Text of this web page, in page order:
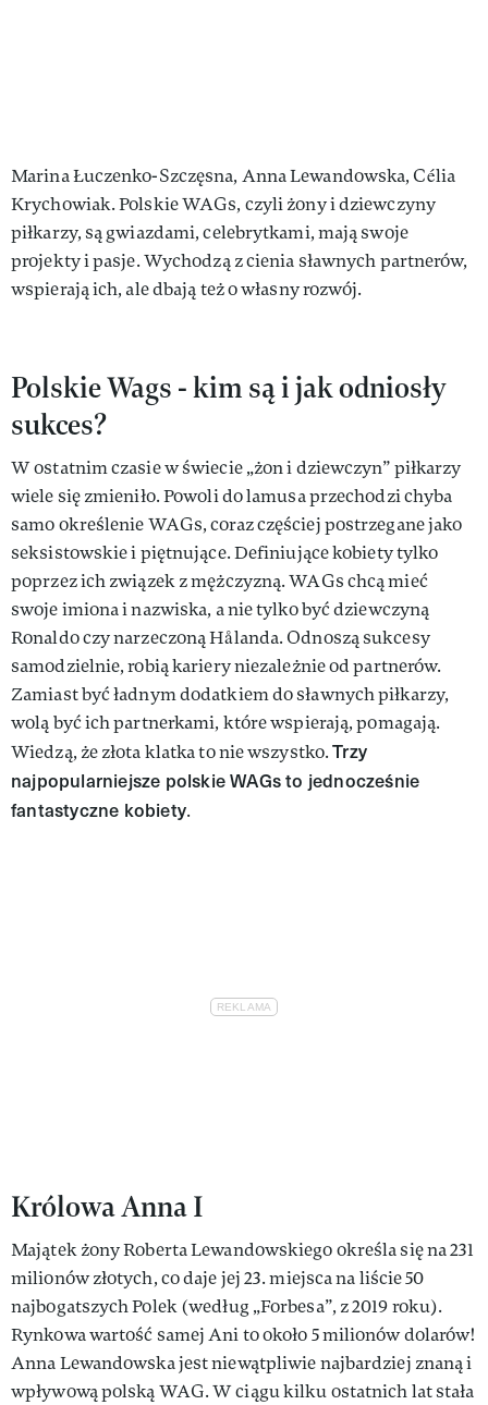
Marina Łuczenko-Szczęsna, Anna Lewandowska, Célia
Krychowiak. Polskie WAGs, czyli żony i dziewczyny
piłkarzy, są gwiazdami, celebrytkami, mają swoje
projekty i pasje. Wychodzą z cienia sławnych partnerów,
wspierają ich, ale dbają też o własny rozwój.
Polskie Wags - kim są i jak odniosły
sukces?
W ostatnim czasie w świecie „żon i dziewczyn” piłkarzy
wiele się zmieniło. Powoli do lamusa przechodzi chyba
samo określenie WAGs, coraz częściej postrzegane jako
seksistowskie i piętnujące. Definiujące kobiety tylko
poprzez ich związek z mężczyzną. WAGs chcą mieć
swoje imiona i nazwiska, a nie tylko być dziewczyną
Ronaldo czy narzeczoną Hålanda. Odnoszą sukcesy
samodzielnie, robią kariery niezależnie od partnerów.
Zamiast być ładnym dodatkiem do sławnych piłkarzy,
wolą być ich partnerkami, które wspierają, pomagają.
Wiedzą, że złota klatka to nie wszystko.Trzy
najpopularniejsze polskie WAGs to jednocześnie
fantastyczne kobiety.
Królowa Anna I
Majątek żony Roberta Lewandowskiego określa się na 231
milionów złotych, co daje jej 23. miejsca na liście 50
najbogatszych Polek (według „Forbesa”, z 2019 roku).
Rynkowa wartość samej Ani to około 5 milionów dolarów!
Anna Lewandowska jest niewątpliwie najbardziej znaną i
wpływową polską WAG. W ciągu kilku ostatnich lat stała